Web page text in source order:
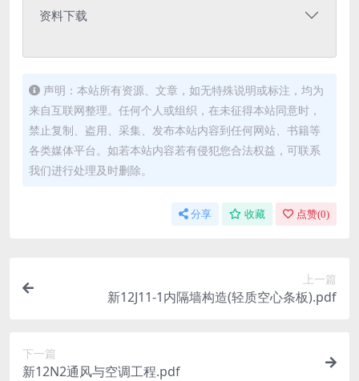
资料下载
声明：本站所有资源、文章，如无特殊说明或标注，均为
来自互联网整理。任何个人或组织，在未征得本站同意时，
禁止复制、盗用、采集、发布本站内容到任何网站、书籍等
各类媒体平台。如若本站内容若有侵犯您合法权益，可联系
我们进行处理及时删除。
分享 收藏 点赞(0)
上一篇
新12J11-1内隔墙构造(轻质空心条板).pdf
下一篇
新12N2通风与空调工程.pdf